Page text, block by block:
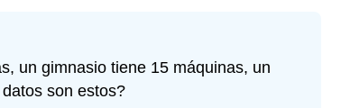
un gimnasio tiene 15 máquinas, un
son estos?